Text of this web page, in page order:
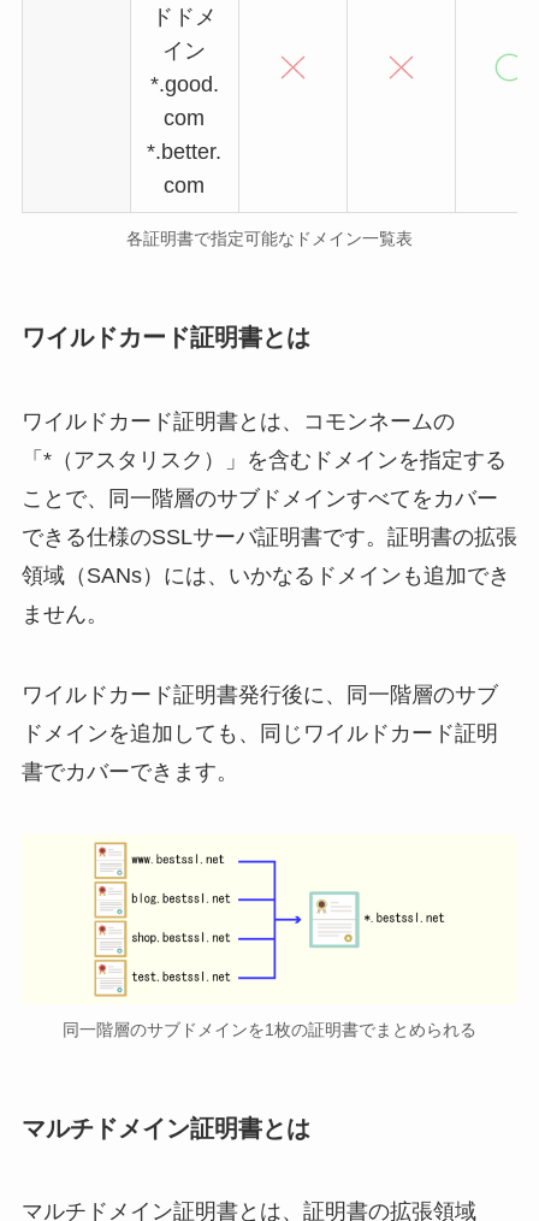
ドドメ
イン
*.good.
com
*.better.
com
各証明書で指定可能なドメイン一覧表
ワイルドカード証明書とは
ワイルドカード証明書とは、コモンネームの
「*（アスタリスク）」を含むドメインを指定する
ことで、同一階層のサブドメインすべてをカバー
できる仕様のSSLサーバ証明書です。証明書の拡張
領域（SANs）には、いかなるドメインも追加でき
ません。
ワイルドカード証明書発行後に、同一階層のサブ
ドメインを追加しても、同じワイルドカード証明
書でカバーできます。
同一階層のサブドメインを1枚の証明書でまとめられる
マルチドメイン証明書とは
マルチドメイン証明書とは、証明書の拡張領域